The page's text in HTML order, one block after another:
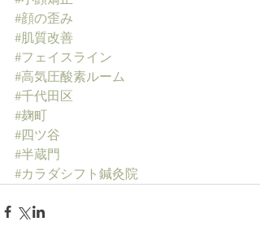
#顔の歪み
#肌質改善
#フェイスライン
#高気圧酸素ルーム
#千代田区
#麹町
#四ツ谷
#半蔵門
#カラダシフト鍼灸院